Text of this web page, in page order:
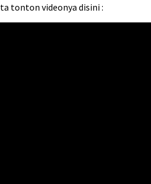
tonton videonya disini :